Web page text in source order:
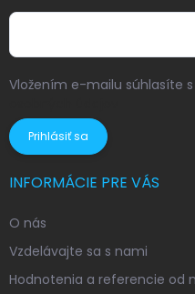
Vložením e-mailu súhlasíte s
Prihlásiť sa
INFORMÁCIE PRE VÁS
O nás
Vzdelávajte sa s nami
Hodnotenia a referencie od